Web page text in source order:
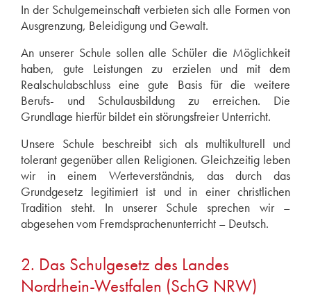
In der Schulgemeinschaft verbieten sich alle Formen von
Ausgrenzung, Beleidigung und Gewalt.
An unserer Schule sollen alle Schüler die Möglichkeit
haben, gute Leistungen zu erzielen und mit dem
Realschulabschluss eine gute Basis für die weitere
Berufs- und Schulausbildung zu erreichen. Die
Grundlage hierfür bildet ein störungsfreier Unterricht.
Unsere Schule beschreibt sich als multikulturell und
tolerant gegenüber allen Religionen. Gleichzeitig leben
wir in einem Werteverständnis, das durch das
Grundgesetz legitimiert ist und in einer christlichen
Tradition steht. In unserer Schule sprechen wir –
abgesehen vom Fremdsprachenunterricht – Deutsch.
2. Das Schulgesetz des Landes
Nordrhein-Westfalen (SchG NRW)